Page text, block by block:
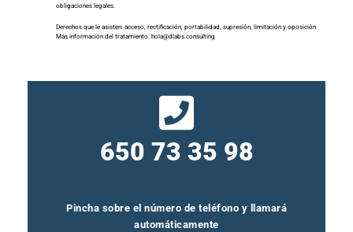
obligaciones legales.
Derechos que le asisten: acceso, rectificación, portabilidad, supresión, limitación y oposición
Más información del tratamiento: hola@dlabs.consulting
650 73 35 98
Pincha sobre el número de teléfono y llamará
automáticamente